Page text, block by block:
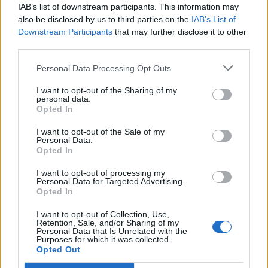
IAB’s list of downstream participants. This information may
also be disclosed by us to third parties on the IAB’s List of
Downstream Participants that may further disclose it to other
Personal Data Processing Opt Outs
I want to opt-out of the Sharing of my
personal data.
Opted In
I want to opt-out of the Sale of my
Personal Data.
Opted In
I want to opt-out of processing my
Personal Data for Targeted Advertising.
Opted In
I want to opt-out of Collection, Use,
Retention, Sale, and/or Sharing of my
Personal Data that Is Unrelated with the
Purposes for which it was collected.
Opted Out
COVID-19 [con mo
agenzia delle entrate
2.885 euro
Nuova Sabatini - Finanziamenti per l'acquisto di
nuovi macchinari, impianti e attrezzature da parte delle
piccole e medi
Ministero delle Imprese e del Made in Italy -
16.639 euro
Fondo di garanzia per le piccole e medie imprese
Banca del Mezzogiorno MedioCredito Centrale S.p.A.
Fonte:Registro Nazionale Aiuti di Stato (RNA)– Open Data, licenza
IODL 2.0. Dati aggiornati al 2026-07-02.